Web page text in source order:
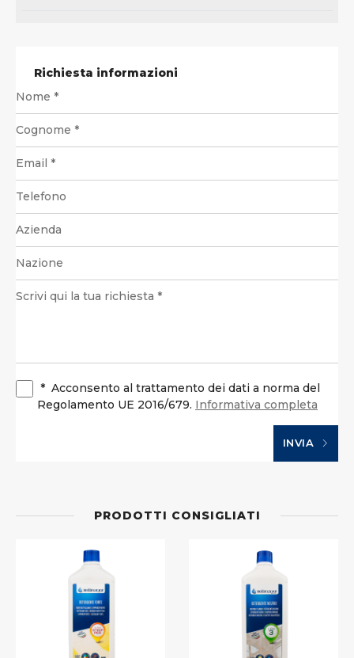
Richiesta informazioni
* Acconsento al trattamento dei dati a norma del
Regolamento UE 2016/679. Informativa completa
INVIA
PRODOTTI CONSIGLIATI